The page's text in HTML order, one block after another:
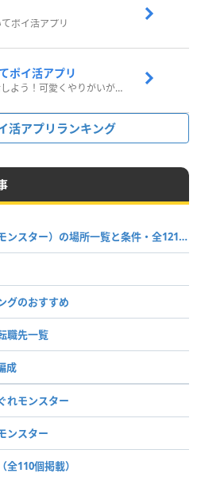
ポイ活アプリ
ポイ活アプリ
ペットを育ってポイ活しよう！可愛くやりがいがある新感覚アプリ
活アプリランキング
はぐれモンスター（仲間モンスター）の場所一覧と条件・全121体掲載
グのおすすめ
職先一覧
成
れモンスター
ンスター
110個掲載）